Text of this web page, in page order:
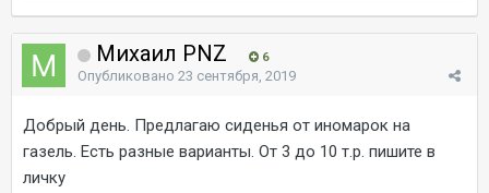
Михаил PNZ 6
Опубликовано 23 сентября, 2019
Добрый день. Предлагаю сиденья от иномарок на
газель. Есть разные варианты. От 3 до 10 т.р. пишите в
личку